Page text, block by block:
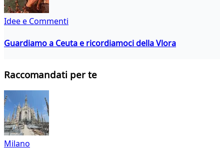
Idee e Commenti
Guardiamo a Ceuta e ricordiamoci della Vlora
Raccomandati per te
Milano